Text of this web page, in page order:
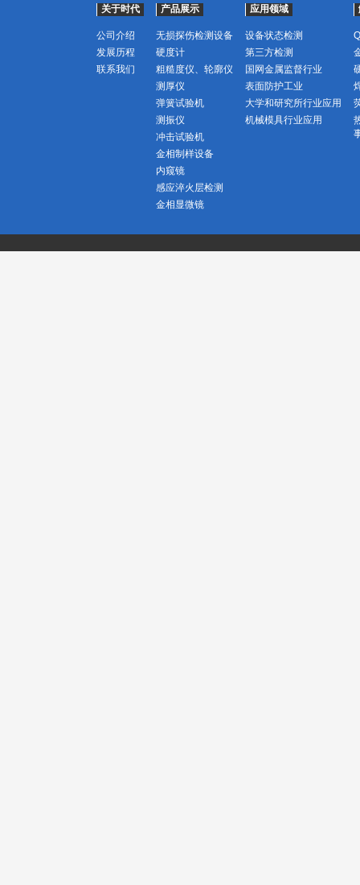
关于时代
公司介绍
发展历程
联系我们
产品展示
无损探伤检测设备
硬度计
粗糙度仪、轮廓仪
测厚仪
弹簧试验机
测振仪
冲击试验机
金相制样设备
内窥镜
感应淬火层检测
金相显微镜
应用领域
设备状态检测
第三方检测
国网金属监督行业
表面防护工业
大学和研究所行业应用
机械模具行业应用